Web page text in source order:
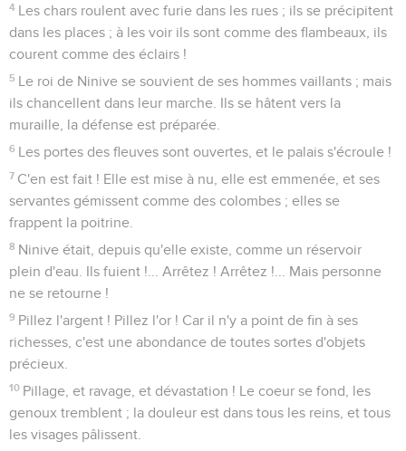
4 Les chars roulent avec furie dans les rues ; ils se précipitent
dans les places ; à les voir ils sont comme des flambeaux, ils
courent comme des éclairs !
5 Le roi de Ninive se souvient de ses hommes vaillants ; mais
ils chancellent dans leur marche. Ils se hâtent vers la
muraille, la défense est préparée.
6 Les portes des fleuves sont ouvertes, et le palais s'écroule !
7 C'en est fait ! Elle est mise à nu, elle est emmenée, et ses
servantes gémissent comme des colombes ; elles se
frappent la poitrine.
8 Ninive était, depuis qu'elle existe, comme un réservoir
plein d'eau. Ils fuient !... Arrêtez ! Arrêtez !... Mais personne
ne se retourne !
9 Pillez l'argent ! Pillez l'or ! Car il n'y a point de fin à ses
richesses, c'est une abondance de toutes sortes d'objets
précieux.
10 Pillage, et ravage, et dévastation ! Le coeur se fond, les
genoux tremblent ; la douleur est dans tous les reins, et tous
les visages pâlissent.